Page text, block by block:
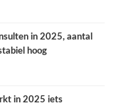
in 2025, aantal
hoog
in 2025 iets